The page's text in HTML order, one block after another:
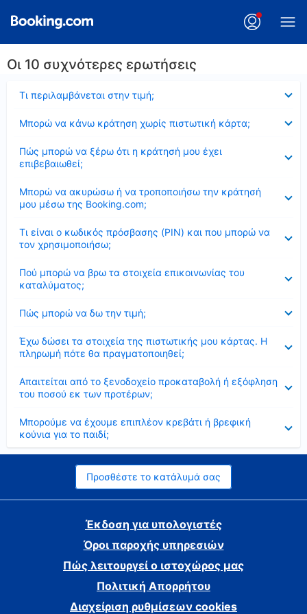
Οι 10 συχνότερες ερωτήσεις
Τι περιλαμβάνεται στην τιμή;
Μπορώ να κάνω κράτηση χωρίς πιστωτική κάρτα;
Πώς μπορώ να ξέρω ότι η κράτησή μου έχει
επιβεβαιωθεί;
Μπορώ να ακυρώσω ή να τροποποιήσω την κράτησή
μου μέσω της Booking.com;
Τι είναι ο κωδικός πρόσβασης (PIN) και που μπορώ να
τον χρησιμοποιήσω;
Πού μπορώ να βρω τα στοιχεία επικοινωνίας του
καταλύματος;
Πώς μπορώ να δω την τιμή;
Έχω δώσει τα στοιχεία της πιστωτικής μου κάρτας. Η
πληρωμή πότε θα πραγματοποιηθεί;
Απαιτείται από το ξενοδοχείο προκαταβολή ή εξόφληση
του ποσού εκ των προτέρων;
Μπορούμε να έχουμε επιπλέον κρεβάτι ή βρεφική
κούνια για το παιδί;
Προσθέστε το κατάλυμά σας
Έκδοση για υπολογιστές
Όροι παροχής υπηρεσιών
Πώς λειτουργεί ο ιστοχώρος μας
Πολιτική Απορρήτου
Διαχείριση ρυθμίσεων cookies